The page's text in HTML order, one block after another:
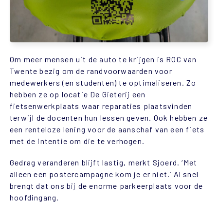
Om meer mensen uit de auto te krijgen is ROC van
Twente bezig om de randvoorwaarden voor
medewerkers (en studenten) te optimaliseren. Zo
hebben ze op locatie De Gieterij een
fietsenwerkplaats waar reparaties plaatsvinden
terwijl de docenten hun lessen geven. Ook hebben ze
een renteloze lening voor de aanschaf van een fiets
met de intentie om die te verhogen.
Gedrag veranderen blijft lastig, merkt Sjoerd. ‘Met
alleen een postercampagne kom je er niet.’ Al snel
brengt dat ons bij de enorme parkeerplaats voor de
hoofdingang.